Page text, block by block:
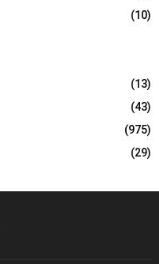
(10)
(13)
(43)
(975)
(29)